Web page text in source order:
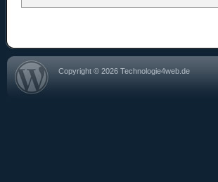
Copyright © 2026 Technologie4web.de